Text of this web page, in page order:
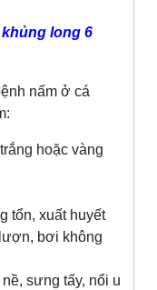
long 6
nấm ở cá
hoặc vàng
tổn, xuất huyết
bơi không
sưng tấy, nổi u